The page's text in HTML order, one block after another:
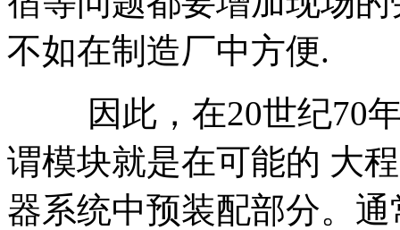
不如在制造厂中方便.
因此，在20世纪70年
谓模块就是在可能的 大
器系统中预装配部分。